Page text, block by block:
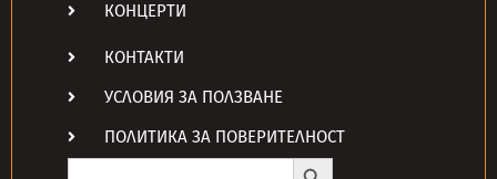
КОНЦЕРТИ
КОНТАКТИ
УСЛОВИЯ ЗА ПОЛЗВАНЕ
ПОЛИТИКА ЗА ПОВЕРИТЕЛНОСТ
Search
Search Button